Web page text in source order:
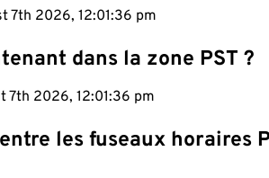
7th 2026, 12:01:37 pm
dans la zone PST ?
7th 2026, 12:01:37 pm
les fuseaux horaires